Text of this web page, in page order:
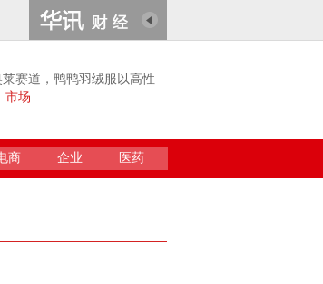
赛道，鸭鸭羽绒服以高性
...
市场
商 企业 医药